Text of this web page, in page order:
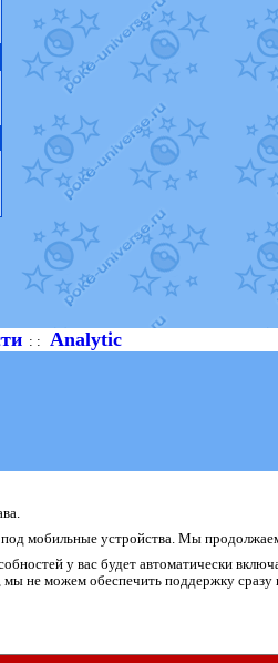
: : Analytic
мобильные устройства. Мы продолжаем
у вас будет автоматически
не можем обеспечить поддержку сразу